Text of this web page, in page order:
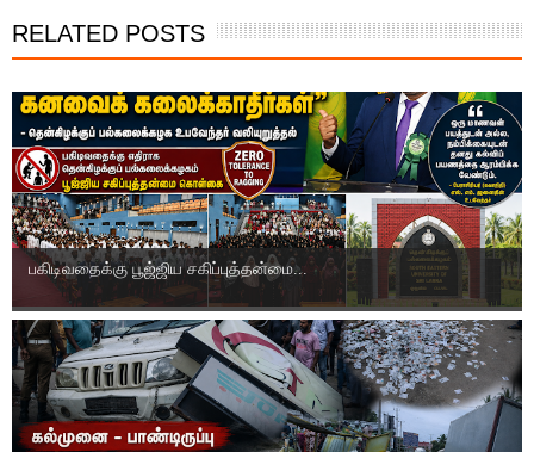
RELATED POSTS
பகிடிவதைக்கு பூஜ்ஜிய சகிப்புத்தன்மை...